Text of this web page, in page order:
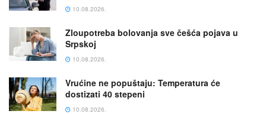
10.08.2026.
Zloupotreba bolovanja sve češća pojava u
Srpskoj
10.08.2026.
Vrućine ne popuštaju: Temperatura će
dostizati 40 stepeni
10.08.2026.